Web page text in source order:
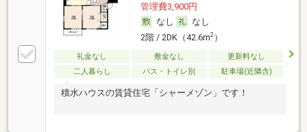
管理費3,900円
なし
なし
2階 / 2DK（42.6m2）
礼金なし 敷金なし
更新料なし
二人暮らし
バス・トイレ別 駐車場(近隣含)
積水ハウスの賃貸住宅「シャーメゾン」です！